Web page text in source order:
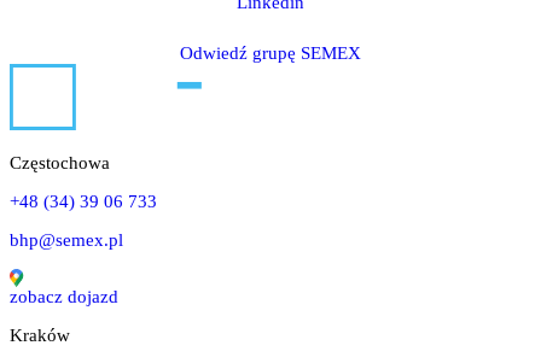
Odwiedź grupę SEMEX
Częstochowa
+48 (34) 39 06 733
bhp@semex.pl
zobacz dojazd
Kraków